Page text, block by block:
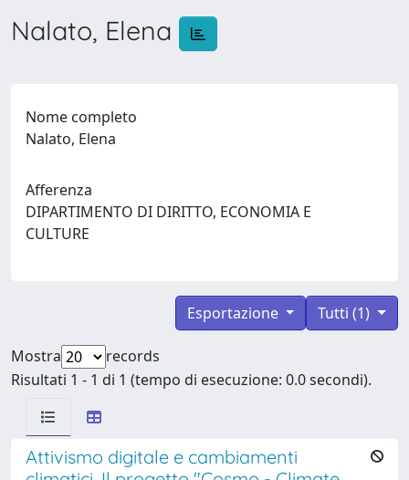
Nalato, Elena
Nome completo
Nalato, Elena
Afferenza
DIPARTIMENTO DI DIRITTO, ECONOMIA E
CULTURE
Tutti (1)
Esportazione
Mostra
records
Risultati 1 - 1 di 1 (tempo di esecuzione: 0.0 secondi).
Attivismo digitale e cambiamenti